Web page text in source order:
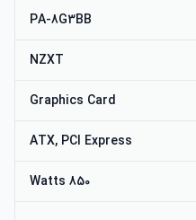
PA-8G3BB
NZXT
Graphics Card
ATX, PCI Express
850 Watts